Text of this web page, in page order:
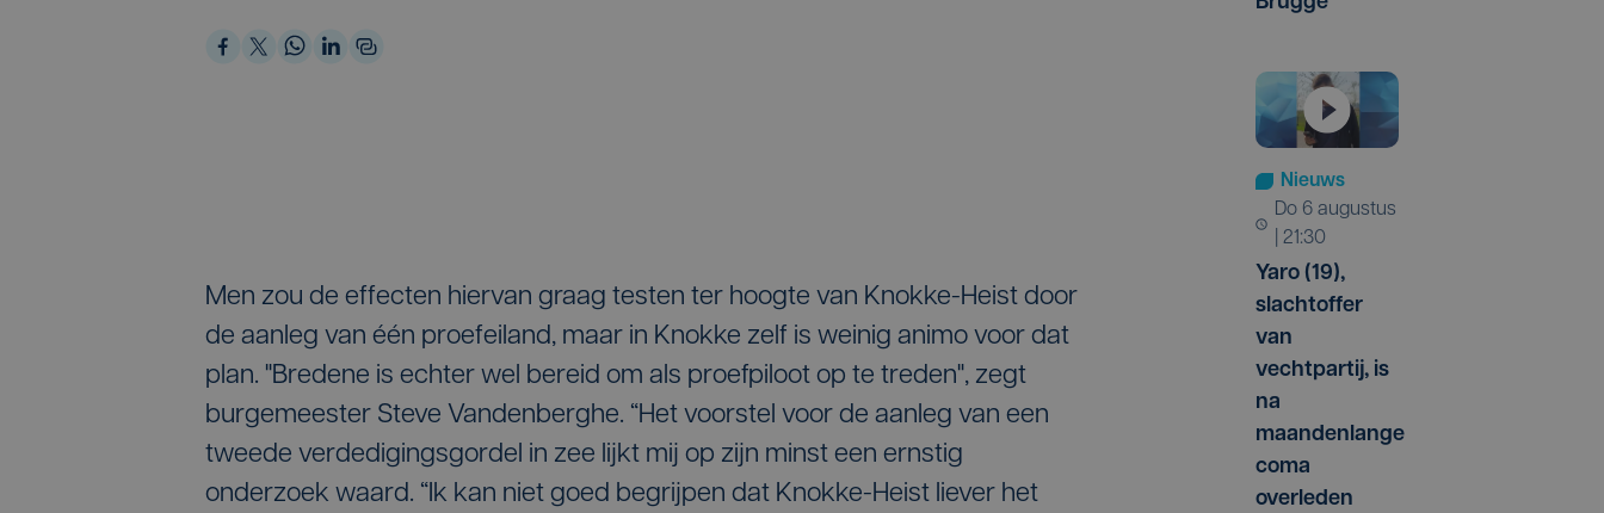
Men zou de effecten hiervan graag testen ter hoogte van Knokke-Heist door
de aanleg van één proefeiland, maar in Knokke zelf is weinig animo voor dat
plan. "Bredene is echter wel bereid om als proefpiloot op te treden", zegt
burgemeester Steve Vandenberghe. “Het voorstel voor de aanleg van een
tweede verdedigingsgordel in zee lijkt mij op zijn minst een ernstig
onderzoek waard. “Ik kan niet goed begrijpen dat Knokke-Heist liever het
Nieuws
do 6 augustus
| 21:30
Yaro (19),
slachtoffer
van
vechtpartij, is
na
maandenlange
coma
overleden